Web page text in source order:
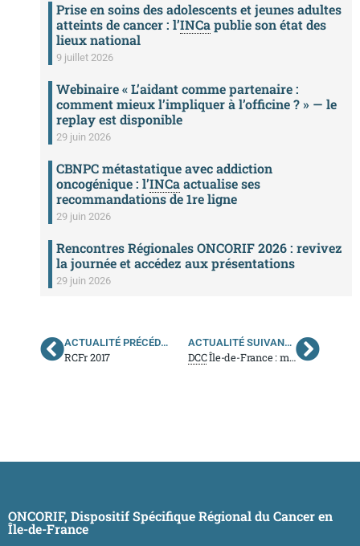
Prise en soins des adolescents et jeunes adultes
atteints de cancer : l’INCapublie son état des
lieux national
9 juillet 2026
Webinaire « L’aidant comme partenaire :
comment mieux l’impliquer à l’officine ? » — le
replay est disponible
29 juin 2026
CBNPC métastatique avec addiction
oncogénique : l’INCaactualise ses
recommandations de 1re ligne
29 juin 2026
Rencontres Régionales ONCORIF 2026 : revivez
la journée et accédez aux présentations
29 juin 2026
ACTUALITÉ PRÉCÉDENTE
RCFr 2017
ACTUALITÉ SUIVANTE
DCCÎle-de-France : mise à disposition de 7 fiches
ONCORIF, Dispositif Spécifique Régional du Cancer en
Île-de-France